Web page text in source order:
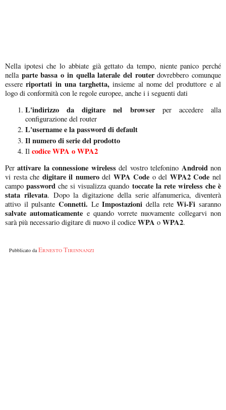
Nella ipotesi che lo abbiate già gettato da tempo, niente panico perché
nella parte bassa o in quella laterale del routerdovrebbero comunque
essereriportati in una targhetta, insieme al nome del produttore e al
logo di conformità con le regole europee, anche i i seguenti dati
L'indirizzo da digitare nel browserper accedere alla
configurazione del router
L'username e la password di default
Il numero di serie del prodotto
Il codice WPA o WPA2
Perattivare la connessione wirelessdel vostro telefonino Androidnon
vi resta che digitare il numerodel WPA Code o del WPA2 Code nel
campopassword che si visualizza quando toccate la rete wireless che è
stata rilevata. Dopo la digitazione della serie alfanumerica, diventerà
attivo il pulsante Connetti. LeImpostazionidella reteWi-Fi saranno
salvate automaticamente e quando vorrete nuovamente collegarvi non
sarà più necessario digitare di nuovo il codice WPA o WPA2.
Pubblicato daErnesto Tirinnanzi